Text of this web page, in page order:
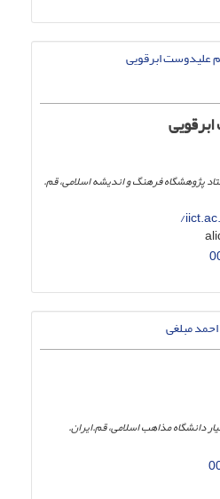
پژوهشگاه فرهنگ و اندیشه اسلامی، قم.
دانشگاه مذاهب اسلامی، قم.ایران.